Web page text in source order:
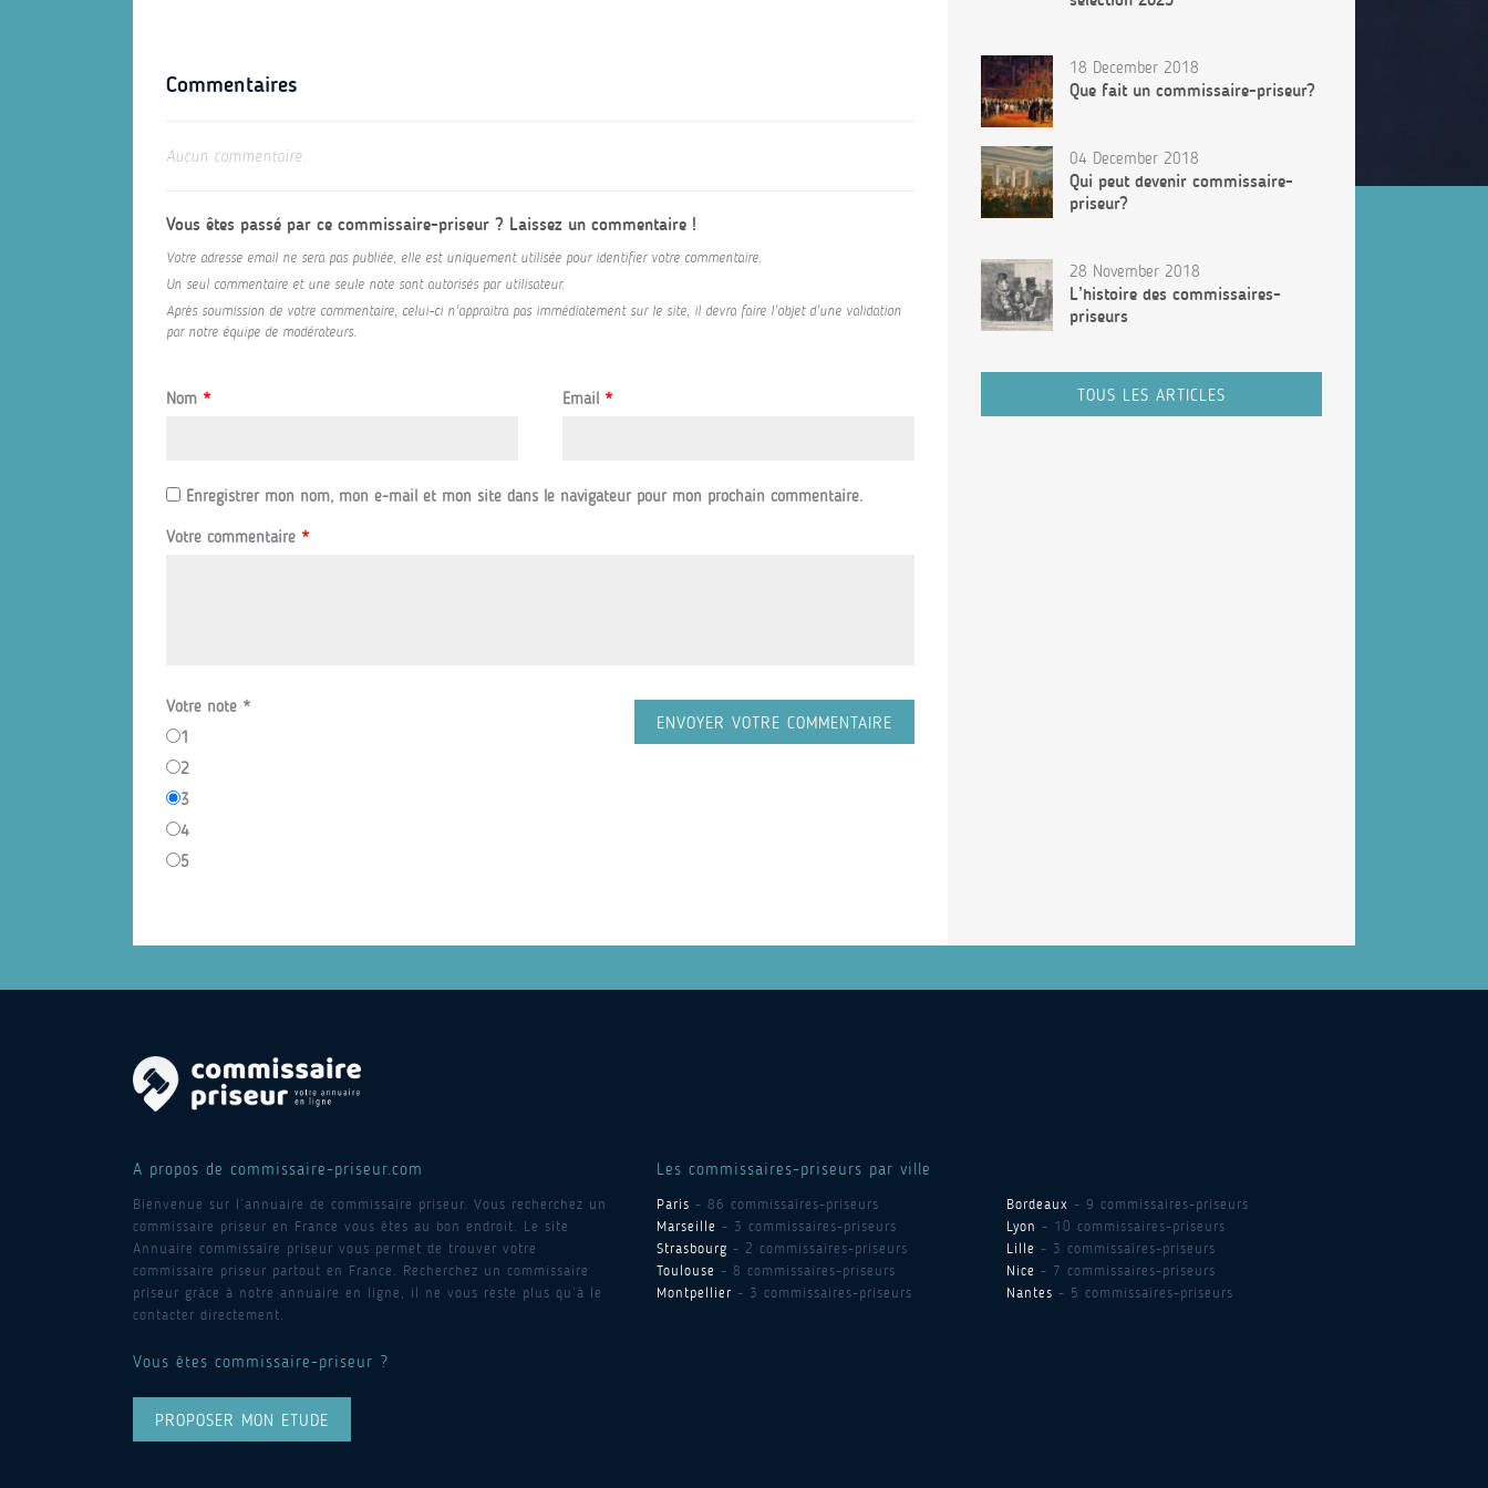
Commentaires
Aucun commentaire.
Vous êtes passé par ce commissaire-priseur ? Laissez un commentaire !
Votre adresse email ne sera pas publiée, elle est uniquement utilisée pour identifier votre commentaire.
Un seul commentaire et une seule note sont autorisés par utilisateur.
Après soumission de votre commentaire, celui-ci n'appraitra pas immédiatement sur le site, il devra faire l'objet d'une validation
par notre équipe de modérateurs.
Nom * Email *
Enregistrer mon nom, mon e-mail et mon site dans le navigateur pour mon prochain commentaire.
Votre commentaire *
Votre note *
1
2
3
4
5
18 December 2018
Que fait un commissaire-priseur?
04 December 2018
Qui peut devenir commissaire-
priseur?
28 November 2018
L’histoire des commissaires-
priseurs
TOUS LES ARTICLES
A propos de commissaire-priseur.com
Bienvenue sur l’annuaire de commissaire priseur. Vous recherchez un
commissaire priseur en France vous êtes au bon endroit. Le site
Annuaire commissaire priseur vous permet de trouver votre
commissaire priseur partout en France. Recherchez un commissaire
priseur grâce à notre annuaire en ligne, il ne vous reste plus qu’à le
contacter directement.
Vous êtes commissaire-priseur ?
PROPOSER MON ETUDE
Les commissaires-priseurs par ville
Paris - 86 commissaires-priseurs Bordeaux - 9 commissaires-priseurs
Marseille - 3 commissaires-priseurs Lyon - 10 commissaires-priseurs
Strasbourg - 2 commissaires-priseurs Lille - 3 commissaires-priseurs
Toulouse - 8 commissaires-priseurs Nice - 7 commissaires-priseurs
Montpellier - 3 commissaires-priseurs Nantes - 5 commissaires-priseurs